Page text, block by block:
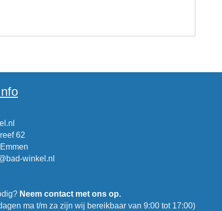
62
winkel.nl
Neem contact met ons op.
ma t/m za zijn wij bereikbaar van 9:00 tot 17:00)